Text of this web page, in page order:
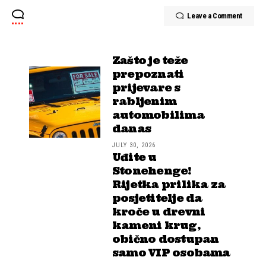
Leave a Comment
Zašto je teže
prepoznati
prijevare s
rabljenim
automobilima
danas
JULY 30, 2026
Uđite u
Stonehenge!
Rijetka prilika za
posjetitelje da
kroče u drevni
kameni krug,
obično dostupan
samo VIP osobama